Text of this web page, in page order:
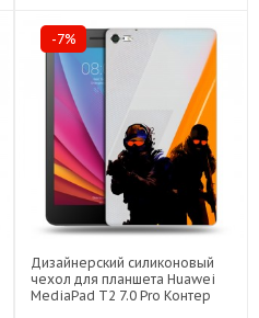
-7%
Дизайнерский силиконовый
чехол для планшета Huawei
MediaPad T2 7.0 Pro Контер